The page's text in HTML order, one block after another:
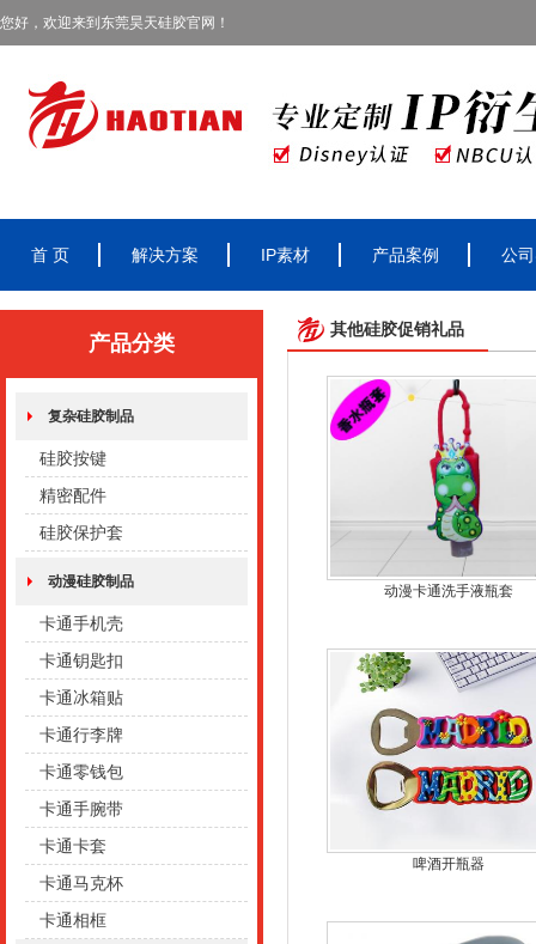
您好，欢迎来到东莞昊天硅胶官网！
首 页 解决方案 IP素材 产品案例 公
产品分类
复杂硅胶制品
硅胶按键
精密配件
硅胶保护套
动漫硅胶制品
卡通手机壳
卡通钥匙扣
卡通冰箱贴
卡通行李牌
卡通零钱包
卡通手腕带
卡通卡套
卡通马克杯
卡通相框
其他硅胶促销礼品
动漫卡通洗手液瓶套
啤酒开瓶器